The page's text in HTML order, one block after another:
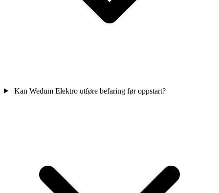
Kan Wedum Elektro utføre befaring før oppstart?